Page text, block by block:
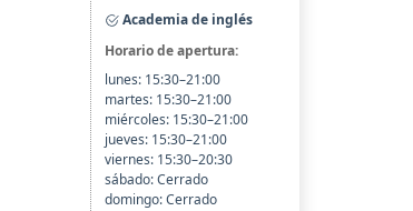
Academia de inglés
Horario de apertura:
lunes: 15:30–21:00
martes: 15:30–21:00
miércoles: 15:30–21:00
jueves: 15:30–21:00
viernes: 15:30–20:30
sábado: Cerrado
domingo: Cerrado